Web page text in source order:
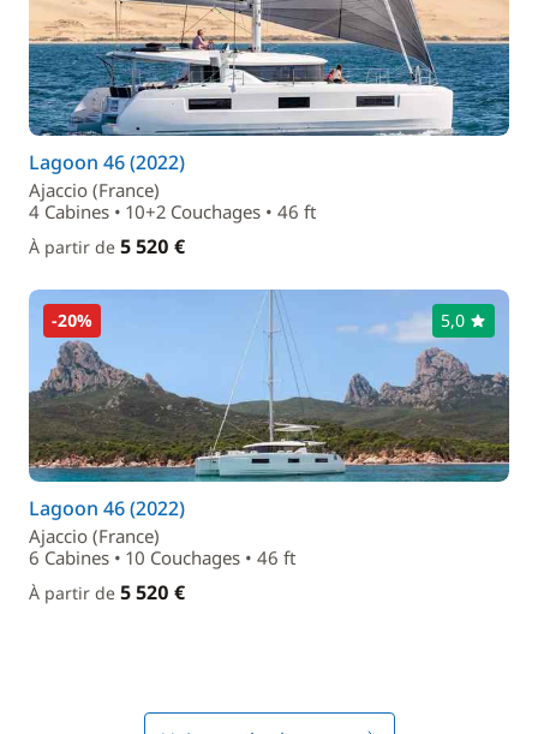
Lagoon 46 (2022)
Ajaccio (France)
4 Cabines • 10+2 Couchages • 46 ft
À partir de 5 520 €
-20% 5,0
Lagoon 46 (2022)
Ajaccio (France)
6 Cabines • 10 Couchages • 46 ft
À partir de 5 520 €